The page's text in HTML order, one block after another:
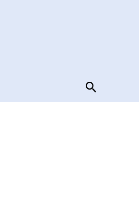
Pesquisar